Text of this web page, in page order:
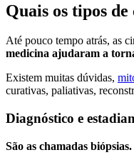
Quais os tipos
Até pouco tempo atrás, as
medicina ajudaram a
Existem muitas dúvidas,
curativas, paliativas,
Diagnóstico e
São as chamadas biópsias.